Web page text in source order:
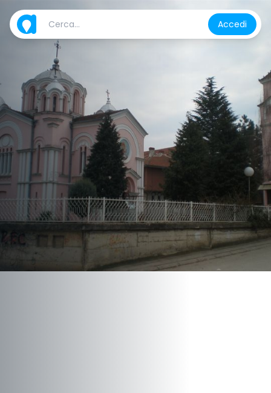
Accedi